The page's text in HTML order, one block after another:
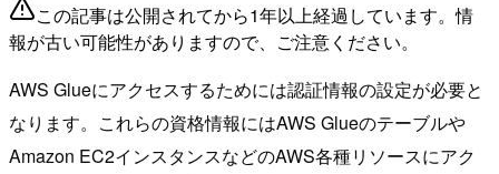
この記事は公開されてから1年以上経過しています。情
報が古い可能性がありますので、ご注意ください。
AWS Glueにアクセスするためには認証情報の設定が必要と
なります。これらの資格情報にはAWS Glueのテーブルや
Amazon EC2インスタンスなどのAWS各種リソースにアク